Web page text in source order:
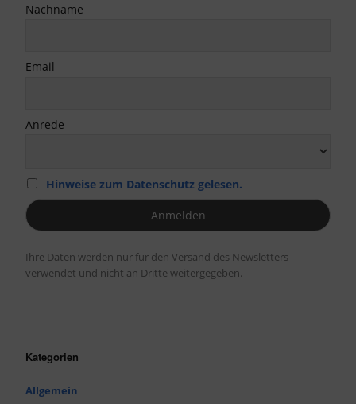
Nachname
Email
Anrede
Hinweise zum Datenschutz gelesen.
Ihre Daten werden nur für den Versand des Newsletters
verwendet und nicht an Dritte weitergegeben.
Kategorien
Allgemein